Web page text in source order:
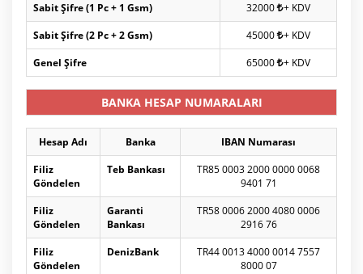
Sabit Şifre (1 Pc + 1 Gsm)
32000 + KDV
Sabit Şifre (2 Pc + 2 Gsm)
45000 + KDV
Genel Şifre
65000 + KDV
BANKA HESAP NUMARALARI
Hesap Adı Banka
IBAN Numarası
Filiz
Göndelen
Teb Bankası
TR85 0003 2000 0000 0068
9401 71
Filiz
Göndelen
Garanti
Bankası
TR58 0006 2000 4080 0006
2916 76
Filiz
Göndelen
DenizBank
TR44 0013 4000 0014 7557
8000 07